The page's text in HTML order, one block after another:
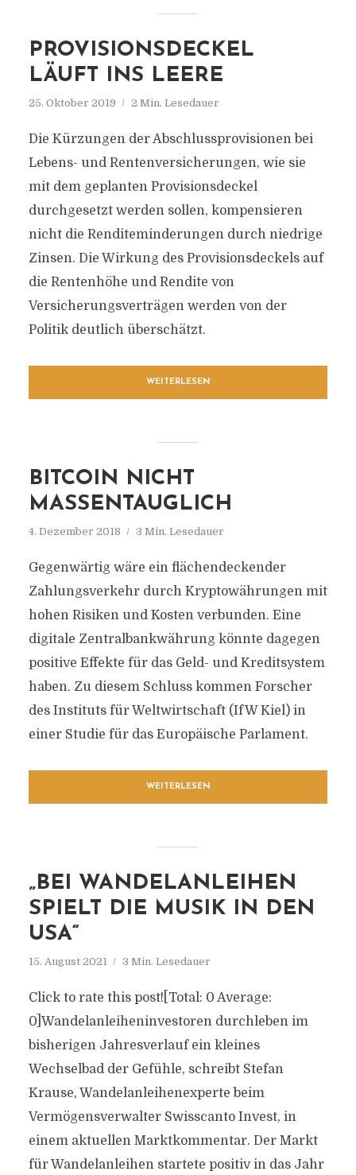
PROVISIONSDECKEL
LÄUFT INS LEERE
25. Oktober 2019 2 Min. Lesedauer
Die Kürzungen der Abschlussprovisionen bei
Lebens- und Rentenversicherungen, wie sie
mit dem geplanten Provisionsdeckel
durchgesetzt werden sollen, kompensieren
nicht die Renditeminderungen durch niedrige
Zinsen. Die Wirkung des Provisionsdeckels auf
die Rentenhöhe und Rendite von
Versicherungsverträgen werden von der
Politik deutlich überschätzt.
WEITERLESEN
BITCOIN NICHT
MASSENTAUGLICH
4. Dezember 2018 3 Min. Lesedauer
Gegenwärtig wäre ein flächendeckender
Zahlungsverkehr durch Kryptowährungen mit
hohen Risiken und Kosten verbunden. Eine
digitale Zentralbankwährung könnte dagegen
positive Effekte für das Geld- und Kreditsystem
haben. Zu diesem Schluss kommen Forscher
des Instituts für Weltwirtschaft (IfW Kiel) in
einer Studie für das Europäische Parlament.
WEITERLESEN
„BEI WANDELANLEIHEN
SPIELT DIE MUSIK IN DEN
USA“
15. August 2021 3 Min. Lesedauer
Click to rate this post![Total: 0 Average:
0]Wandelanleiheninvestoren durchleben im
bisherigen Jahresverlauf ein kleines
Wechselbad der Gefühle, schreibt Stefan
Krause, Wandelanleihenexperte beim
Vermögensverwalter Swisscanto Invest, in
einem aktuellen Marktkommentar. Der Markt
für Wandelanleihen startete positiv in das Jahr